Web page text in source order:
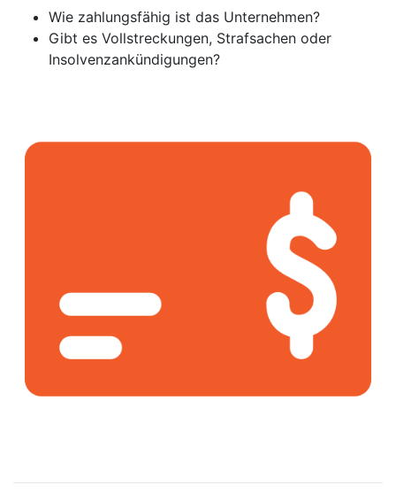
Wie zahlungsfähig ist das Unternehmen?
Gibt es Vollstreckungen, Strafsachen oder
Insolvenzankündigungen?